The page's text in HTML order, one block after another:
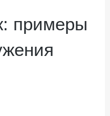
примеры